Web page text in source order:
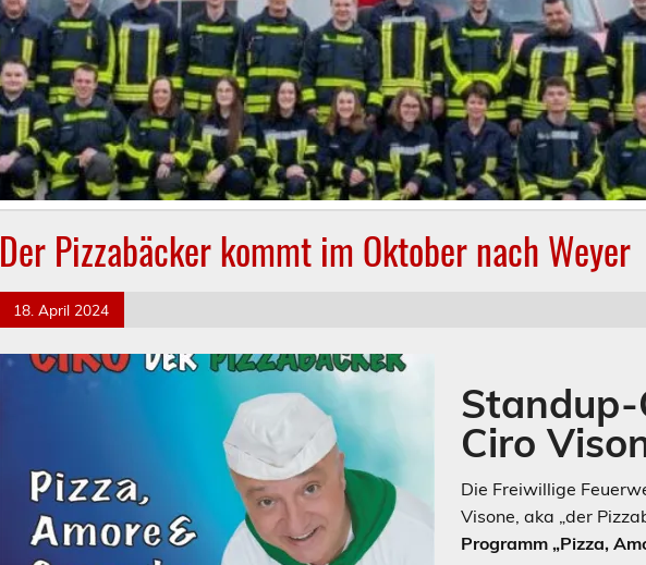
Pizzabäcker kommt im Oktober nach Weyer
18. April 2024
Ciro
Die Freiwillige
Visone, aka „der
Programm „Pizza,